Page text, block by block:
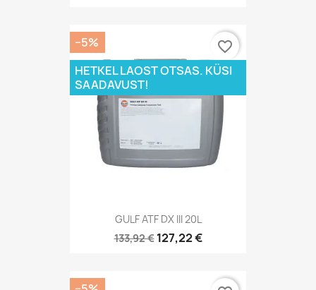
GULF ATF DX III 20L
133,92 € 127,22 €
−5%
HETKEL LAOST OTSAS. KÜSI
SAADAVUST!
favorite_border